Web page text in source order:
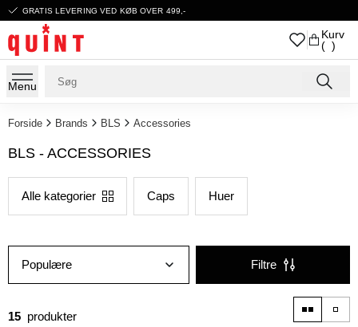
GRATIS LEVERING VED KØB OVER 499,-
Kurv
( )
Menu
Forside Brands BLS Accessories
BLS - ACCESSORIES
Alle kategorier Caps Huer
Populære Filtre
15 produkter